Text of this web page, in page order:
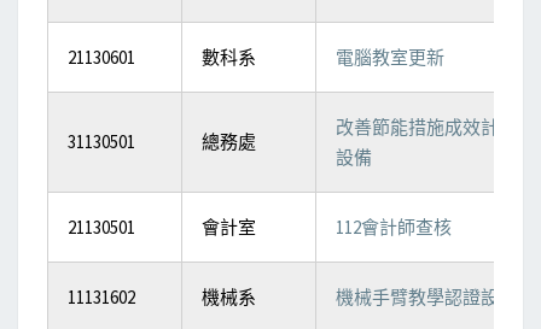
21130601 數科系 電腦教室更新
31130501 總務處
改善節能措施成效計畫
設備
21130501 會計室 112會計師查核
11131602 機械系 機械手臂教學認證設備